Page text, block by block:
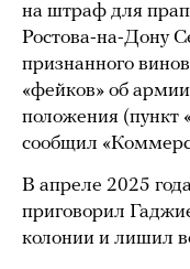
на штраф для
Ростова-на-Дону
признанного
«фейков» об
положения (пункт
сообщил
В апреле 2025
приговорил
колонии и лишил